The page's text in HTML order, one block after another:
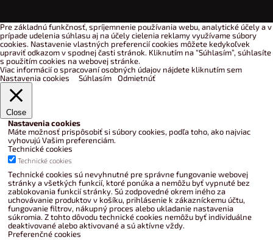
Pre základnú funkčnosť, spríjemnenie používania webu, analytické účely a v
prípade udelenia súhlasu aj na účely cielenia reklamy využívame súbory
cookies. Nastavenie vlastných preferencií cookies môžete kedykoľvek
upraviť odkazom v spodnej časti stránok. Kliknutím na “Súhlasím”, súhlasíte
s použitím cookies na webovej stránke.
Viac informácií o spracovaní osobných údajov nájdete kliknutím sem
Nastavenia cookies
Súhlasím Odmietnúť
Close
Nastavenia cookies
Máte možnosť prispôsobiť si súbory cookies, podľa toho, ako najviac
vyhovujú Vašim preferenciám.
Technické cookies
Technické cookies
Technické cookies sú nevyhnutné pre správne fungovanie webovej
stránky a všetkých funkcií, ktoré ponúka a nemôžu byť vypnuté bez
zablokovania funkcií stránky. Sú zodpovedné okrem iného za
uchovávanie produktov v košíku, prihlásenie k zákazníckemu účtu,
fungovanie filtrov, nákupný proces alebo ukladanie nastavenia
súkromia. Z tohto dôvodu technické cookies nemôžu byť individuálne
deaktivované alebo aktivované a sú aktívne vždy.
Preferenčné cookies